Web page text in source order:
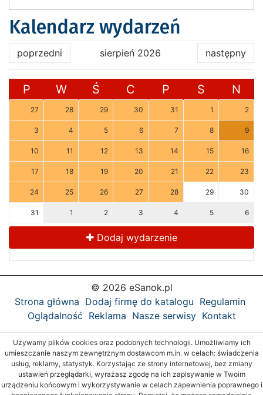
Kalendarz wydarzeń
poprzedni sierpień 2026 następny
P W Ś C P S N
27 28 29 30 31 1 2
3 4 5 6 7 8 9
10 11 12 13 14 15 16
17 18 19 20 21 22 23
24 25 26 27 28 29 30
31 1 2 3 4 5 6
Dodaj wydarzenie
© 2026 eSanok.pl
Strona główna Dodaj firmę do katalogu Regulamin
Oglądalność Reklama Nasze serwisy Kontakt
Używamy plików cookies oraz podobnych technologii. Umożliwiamy ich
umieszczanie naszym zewnętrznym dostawcom m.in. w celach: świadczenia
usług, reklamy, statystyk. Korzystając ze strony internetowej, bez zmiany
ustawień przeglądarki, wyrażasz zgodę na ich zapisywanie w Twoim
urządzeniu końcowym i wykorzystywanie w celach zapewnienia poprawnego i